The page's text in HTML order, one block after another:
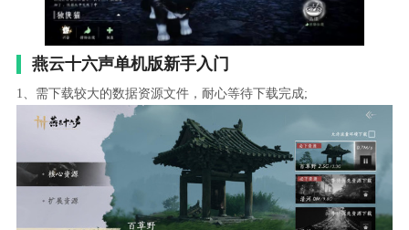
燕云十六声单机版新手入门
1、需下载较大的数据资源文件，耐心等待下载完成;